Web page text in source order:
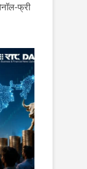
फ्री